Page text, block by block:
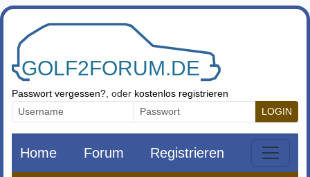
Zum Inhalt springen
Passwort vergessen? , oder kostenlos registrieren
LOGIN
Home Forum Registrieren